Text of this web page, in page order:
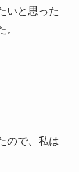
いと思った
ので、私は